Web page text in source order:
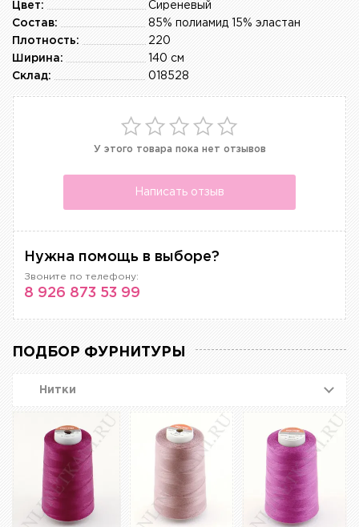
Сиреневый
Цвет:
85% полиамид 15% эластан
Состав:
220
Плотность:
140 см
Ширина:
018528
Склад:
У этого товара пока нет отзывов
Написать отзыв
Нужна помощь в выборе?
Звоните по телефону:
8 926 873 53 99
ПОДБОР ФУРНИТУРЫ
Нитки